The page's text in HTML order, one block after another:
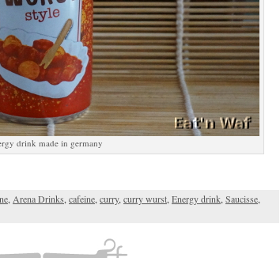
drink made in germany
Arena Drinks cafeine curry, curry wurst Energy drink Saucisse